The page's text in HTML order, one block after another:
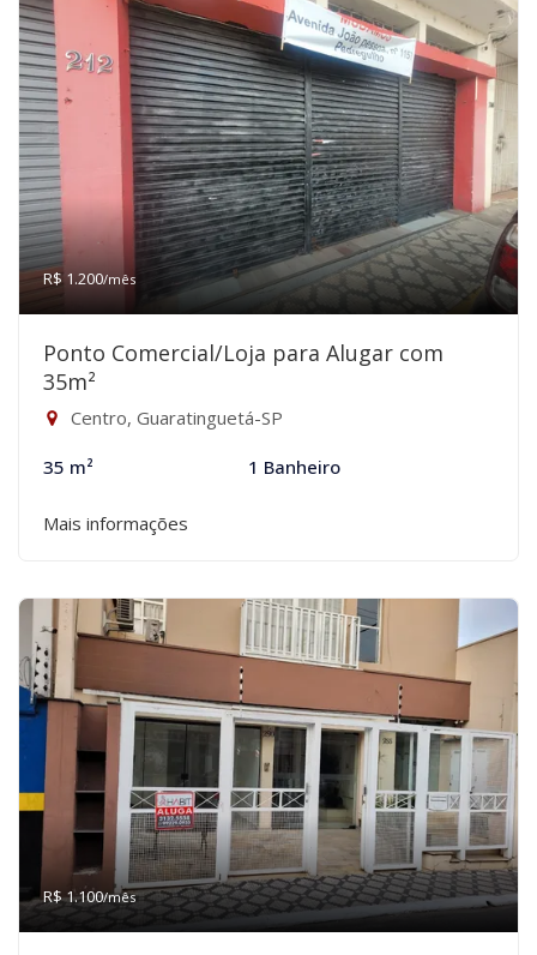
R$ 1.200/mês
Ponto Comercial/Loja para Alugar com
35m²
Centro, Guaratinguetá-SP
35 m² 1 Banheiro
Mais informações
R$ 1.100/mês